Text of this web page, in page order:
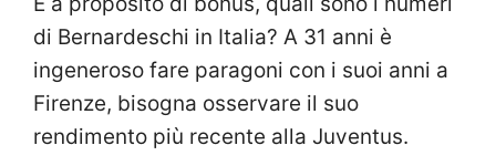
di Bernardeschi in Italia? A 31 anni è
ingeneroso fare paragoni con i suoi anni a
Firenze, bisogna osservare il suo
rendimento più recente alla Juventus.